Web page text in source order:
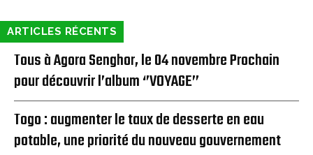
ARTICLES RÉCENTS
Tous à Agora Senghor, le 04 novembre Prochain
pour découvrir l’album ‘’VOYAGE’’
Togo : augmenter le taux de desserte en eau
potable, une priorité du nouveau gouvernement